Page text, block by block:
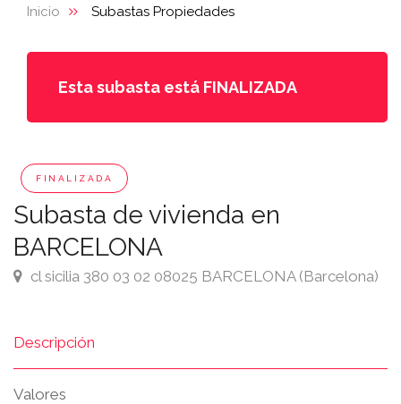
Inicio Subastas Propiedades
Esta subasta está FINALIZADA
FINALIZADA
Subasta de vivienda en
BARCELONA
cl sicilia 380 03 02 08025 BARCELONA (Barcelona)
Descripción
Valores